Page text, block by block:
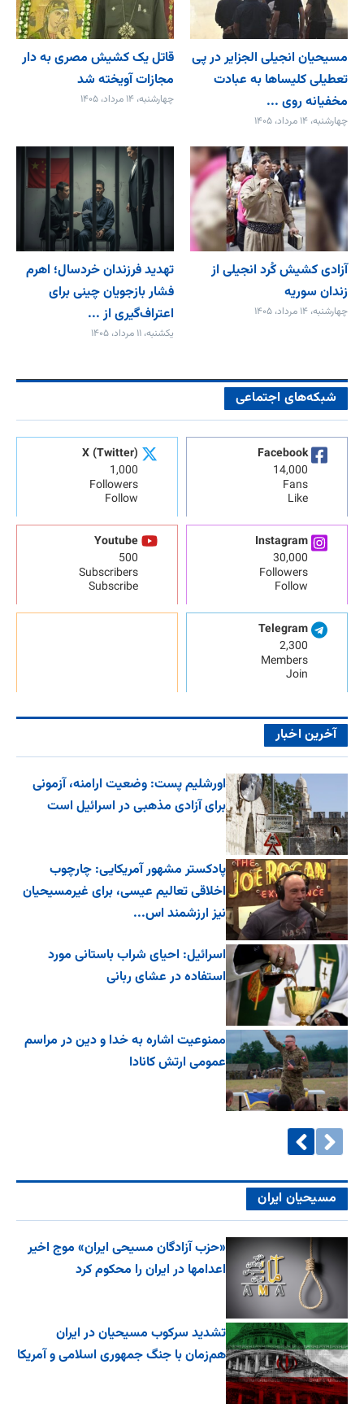
مسیحیان انجیلی الجزایر در پی
تعطیلی کلیساها به عبادت
مخفیانه روی ...
چهارشنبه، ۱۴ مرداد، ۱۴۰۵
قاتل یک کشیش مصری به دار
مجازات آویخته شد
چهارشنبه، ۱۴ مرداد، ۱۴۰۵
آزادی کشیش کُرد انجیلی از
زندان سوریه
چهارشنبه، ۱۴ مرداد، ۱۴۰۵
تهدید فرزندان خردسال؛ اهرم
فشار بازجویان چینی برای
اعتراف‌گیری از ...
یکشنبه، ۱۱ مرداد، ۱۴۰۵
شبکه‌های اجتماعی
Facebook
14,000
Fans
Like
X (Twitter)
1,000
Followers
Follow
Instagram
30,000
Followers
Follow
Youtube
500
Subscribers
Subscribe
Telegram
2,300
Members
Join
آخرین اخبار
اورشلیم پست: وضعیت ارامنه، آزمونی
برای آزادی مذهبی در اسرائیل است
پادکستر مشهور آمریکایی: چارچوب
اخلاقی تعالیم عیسی، برای غیرمسیحیان
نیز ارزشمند اس...
اسرائیل: احیای شراب باستانی مورد
استفاده در عشای ربانی
ممنوعیت اشاره به خدا و دین در مراسم
عمومی ارتش کانادا
مسیحیان ایران
«حزب آزادگان مسیحی ایران» موج اخیر
اعدامها در ایران را محکوم کرد
تشدید سرکوب مسیحیان در ایران
هم‌زمان با جنگ جمهوری اسلامی و آمریکا